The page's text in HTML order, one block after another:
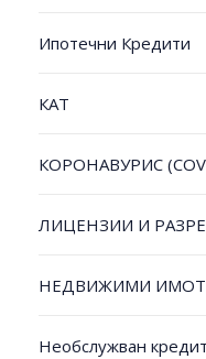
Ипотечни Кредити
КАТ
КОРОНАВУРИС
ЛИЦЕНЗИИ И
НЕДВИЖИМИ
Необслужван